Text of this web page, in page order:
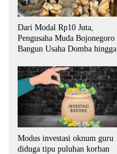
Dari Modal Rp10 Juta,
Pengusaha Muda Bojonegoro
Bangun Usaha Domba hingga
Modus investasi oknum guru
diduga tipu puluhan korban